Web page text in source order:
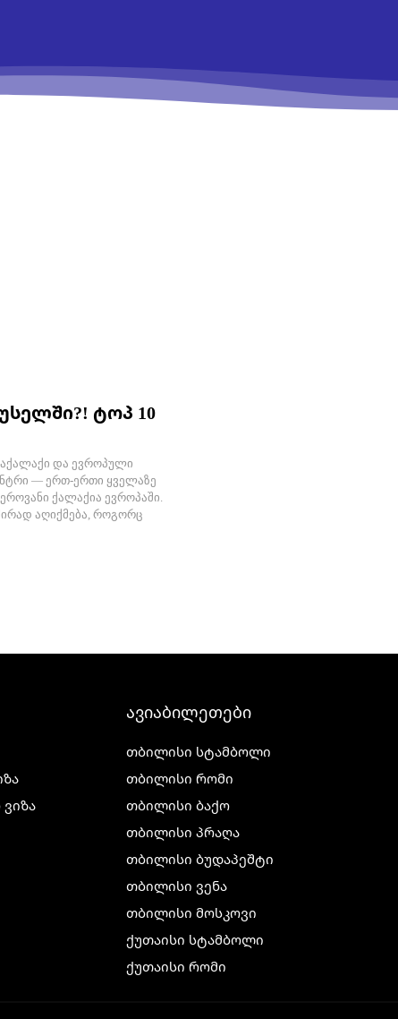
ტოპ 10
და ევროპული
— ერთ-ერთი ყველაზე
ქალაქია ევროპაში.
აღიქმება, როგორც
ავიაბილეთები
თბილისი სტამბოლი
თბილისი რომი
თბილისი ბაქო
თბილისი პრაღა
თბილისი ბუდაპეშტი
თბილისი ვენა
თბილისი მოსკოვი
ქუთაისი სტამბოლი
ქუთაისი რომი